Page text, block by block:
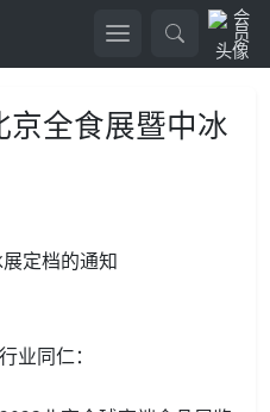
全食展暨中冰
定档的通知
业同仁：